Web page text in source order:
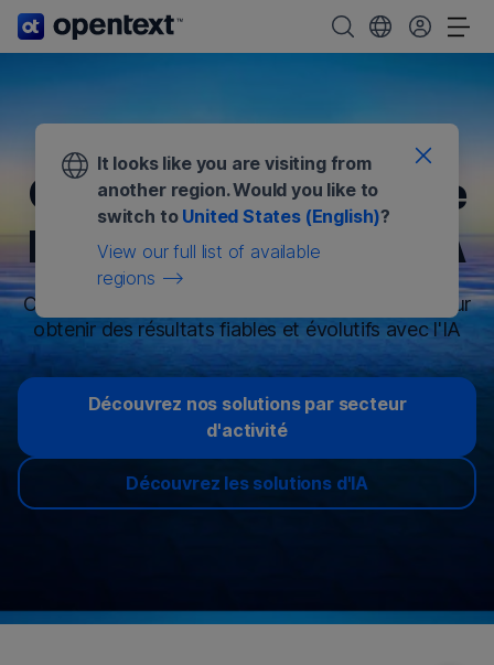
Page d'accueil d'OpenText. Rechercher
Choisissez
Gestion sécurisée de
l'information pour l'IA
Contrôlez les informations de votre entreprise pour
obtenir des résultats fiables et évolutifs avec l'IA
Découvrez nos solutions par secteur
d'activité
Découvrez les solutions d'IA
It looks like you are visiting from
another region. Would you like to
switch to United States (English)?
View our full list of available
regions